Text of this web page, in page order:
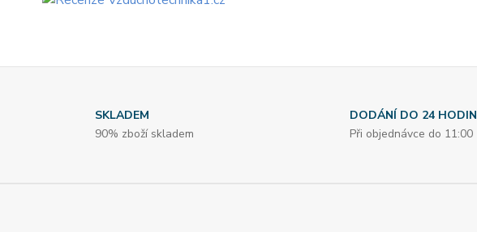
SKLADEM
90% zboží skladem
DODÁNÍ DO 24 HODIN
Při objednávce do 11:00